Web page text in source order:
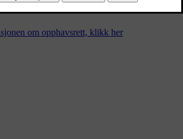
om opphavsrett, klikk her